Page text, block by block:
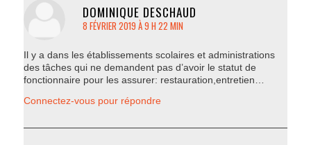
DOMINIQUE DESCHAUD
8 FÉVRIER 2019 À 9 H 22 MIN
Il y a dans les établissements scolaires et administrations
des tâches qui ne demandent pas d’avoir le statut de
fonctionnaire pour les assurer: restauration,entretien…
Connectez-vous pour répondre